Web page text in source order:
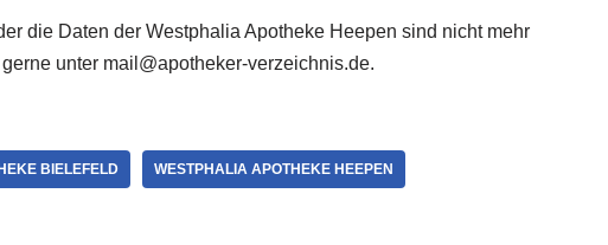
die Daten der Westphalia Apotheke Heepen sind nicht mehr
unter mail@apotheker-verzeichnis.de.
BIELEFELD WESTPHALIA APOTHEKE HEEPEN